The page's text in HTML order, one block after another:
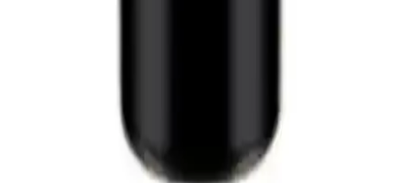
Koruyucu ve Dekoratif Kaplama Çözümü
Polisan Sprey Vernik Mat 400 ml, çeşitli yüzeylerde kolay
uygulanabilir, dayanıklı ve estetik kaplama sağlayan çok yönlü bir
üründür. İç ve dış mekân kullanımıyla uzun ömürlü koruma sunar.